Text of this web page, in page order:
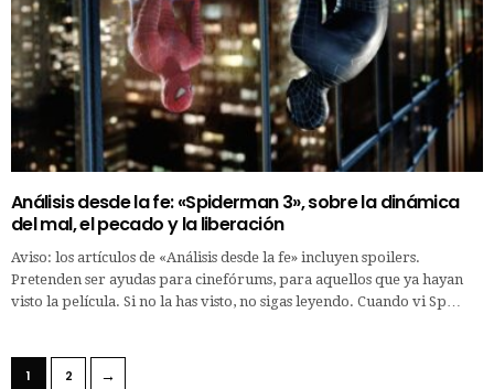
Análisis desde la fe: «Spiderman 3», sobre la dinámica
del mal, el pecado y la liberación
Aviso: los artículos de «Análisis desde la fe» incluyen spoilers.
Pretenden ser ayudas para cinefórums, para aquellos que ya hayan
visto la película. Si no la has visto, no sigas leyendo. Cuando vi Sp…
1 2 →